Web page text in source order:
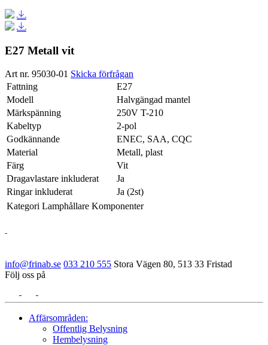
E27 Metall vit
Art nr. 95030-01 Skicka förfrågan
Fattning
E27
Modell
Halvgängad mantel
Märkspänning
250V T-210
Kabeltyp
2-pol
Godkännande
ENEC, SAA, CQC
Material
Metall, plast
Färg
Vit
Dragavlastare inkluderat
Ja
Ringar inkluderat
Ja (2st)
Kategori Lamphållare Komponenter
info@frinab.se 033 210 555 Stora Vägen 80, 513 33 Fristad
Följ oss på
Affärsområden:
Offentlig Belysning
Hembelysning